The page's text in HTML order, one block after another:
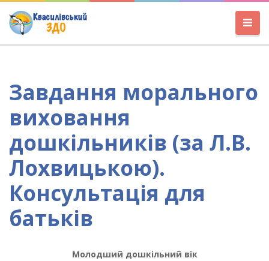
Завдання морального
виховання
дошкільників (за Л.В.
Лохвицькою).
Консультація для
батьків
Молодший дошкільний вік